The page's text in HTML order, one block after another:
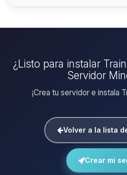
¿Listo para instalar
Servidor
¡Crea tu servidor e instala
Volver a la lista
Crear mi